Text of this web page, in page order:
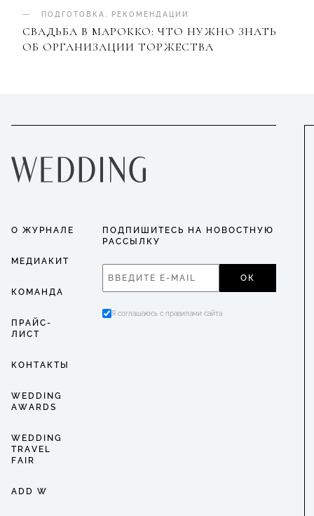
ПОДГОТОВКА РЕКОМЕНДАЦИИ
СВАДЬБА В МАРОККО: ЧТО НУЖНО ЗНАТЬ
ОБ ОРГАНИЗАЦИИ ТОРЖЕСТВА
О ЖУРНАЛЕ
МЕДИАКИТ
КОМАНДА
ПРАЙС-
ЛИСТ
КОНТАКТЫ
WEDDING
AWARDS
WEDDING
TRAVEL
FAIR
ADD W
ПОДПИШИТЕСЬ НА НОВОСТНУЮ
РАССЫЛКУ
ОК
Я соглашаюсь с правилами сайта